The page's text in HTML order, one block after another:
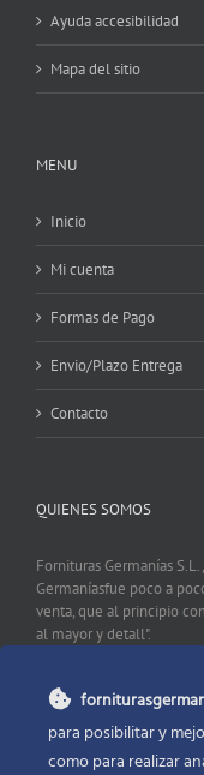
Ayuda accesibilidad
Mapa del sitio
MENU
Inicio
Mi cuenta
Formas de Pago
Envio/Plazo Entrega
Contacto
QUIENES SOMOS
Fornituras Germanías
Germaníasfue poco a
venta, que al principio
al mayor y detall".
CONTACTO
para posibilitar y
como para realizar